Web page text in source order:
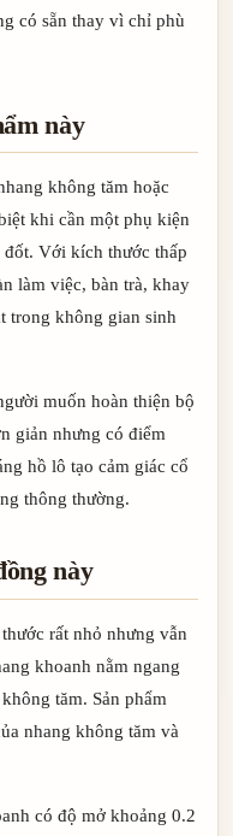
có sẵn thay vì chỉ phù
này
không tăm hoặc
khi cần một phụ kiện
Với kích thước thấp
làm việc, bàn trà, khay
trong không gian sinh
muốn hoàn thiện bộ
giản nhưng có điểm
hồ lô tạo cảm giác cổ
thông thường.
này
rất nhỏ nhưng vẫn
khoanh nằm ngang
tăm. Sản phẩm
nhang không tăm và
có độ mở khoảng 0.2